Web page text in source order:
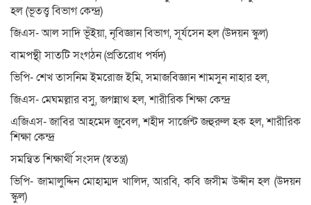
হল (ভূতত্ত্ব বিভাগ কেন্দ্র)
জিএস- আল সাদি ভূঁইয়া, নৃবিজ্ঞান বিভাগ, সূর্যসেন হল (উদয়ন স্কুল)
বামপন্থী সাতটি সংগঠন (প্রতিরোধ পর্ষদ)
ভিপি- শেখ তাসনিম ইমরোজ ইমি, সমাজবিজ্ঞান শামসুন নাহার হল,
জিএস- মেঘমল্লার বসু, জগন্নাথ হল, শারীরিক শিক্ষা কেন্দ্র
এজিএস- জাবির আহমেদ জুবেল, শহীদ সার্জেন্ট জহুরুল হক হল, শারীরিক
শিক্ষা কেন্দ্র
সমন্বিত শিক্ষার্থী সংসদ (স্বতন্ত্র)
ভিপি- জামালুদ্দিন মোহাম্মদ খালিদ, আরবি, কবি জসীম উদ্দীন হল (উদয়ন
স্কুল)